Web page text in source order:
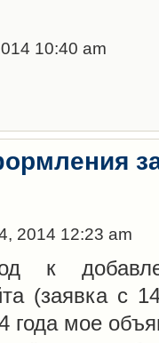
10:40 am
2014 12:23 am
к
(заявка с
года мое